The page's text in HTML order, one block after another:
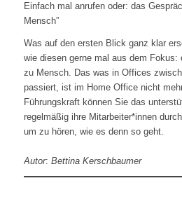
Einfach mal anrufen oder: das
Mensch”
Was auf den ersten Blick ganz klar
wie diesen gerne mal aus dem
zu Mensch. Das was in Offices
passiert, ist im Home Office nicht
Führungskraft können Sie das
regelmäßig ihre Mitarbeiter*innen
um zu hören, wie es denn so geht.
Autor: Bettina Kerschbaumer